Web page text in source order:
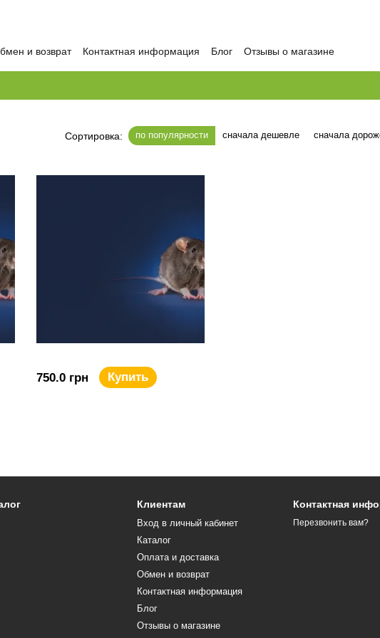
и возврат Контактная информация Блог Отзывы о магазине
Сортировка: по популярности сначала дешевле сначала
750.0 грн Купить
Клиентам
Вход в личный кабинет
Каталог
Оплата и доставка
Обмен и возврат
Контактная информация
Блог
Отзывы о магазине
Контактная
Перезвонить вам?